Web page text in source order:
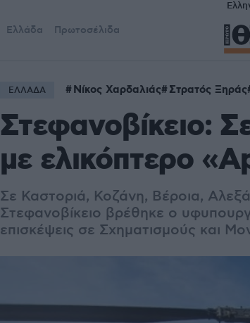
Ελλάδα Πρωτοσέλιδα
ΕΛΛΑΔΑ Νίκος Χαρδαλιάς Στρατός Ξηράς
Στεφανοβίκειο:
με ελικόπτερο
Σε Καστοριά, Κοζάνη, Βέροια,
Στεφανοβίκειο βρέθηκε ο
επισκέψεις σε Σχηματισμούς και